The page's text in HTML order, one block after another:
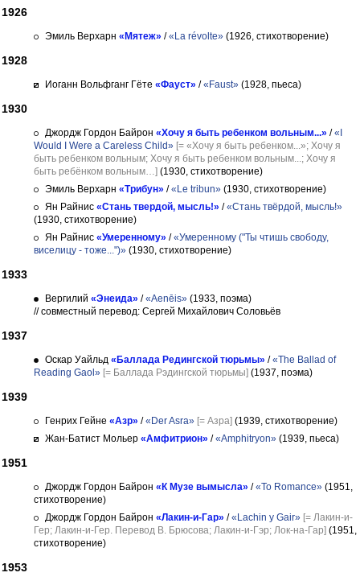
1926
Эмиль Верхарн «Мятеж» /«La révolte» (1926, стихотворение)
1928
Иоганн Вольфганг Гёте «Фауст» /«Faust» (1928, пьеса)
1930
Джордж Гордон Байрон «Хочу я быть ребенком вольным...» /«I
Would I Were a Careless Child» [= «Хочу я быть ребенком...»; Хочу я
быть ребенком вольным; Хочу я быть ребенком вольным...; Хочу я
быть ребёнком вольным…] (1930, стихотворение)
Эмиль Верхарн «Трибун» /«Le tribun» (1930, стихотворение)
Ян Райнис «Стань твердой, мысль!» /«Стань твёрдой, мысль!»
(1930, стихотворение)
Ян Райнис «Умеренному» /«Умеренному ("Ты чтишь свободу,
виселицу - тоже...")» (1930, стихотворение)
1933
Вергилий «Энеида» /«Aenēis» (1933, поэма)
// совместный перевод: Сергей Михайлович Соловьёв
1937
Оскар Уайльд «Баллада Редингской тюрьмы» /«The Ballad of
Reading Gaol» [= Баллада Рэдингской тюрьмы] (1937, поэма)
1939
Генрих Гейне «Азр» /«Der Asra» [= Азра] (1939, стихотворение)
Жан-Батист Мольер «Амфитрион» /«Amphitryon» (1939, пьеса)
1951
Джордж Гордон Байрон «К Музе вымысла» /«To Romance» (1951,
стихотворение)
Джордж Гордон Байрон «Лакин-и-Гар» /«Lachin y Gair» [= Лакин-и-
Гер; Лакин-и-Гер. Перевод В. Брюсова; Лакин-и-Гэр; Лок-на-Гар] (1951,
стихотворение)
1953